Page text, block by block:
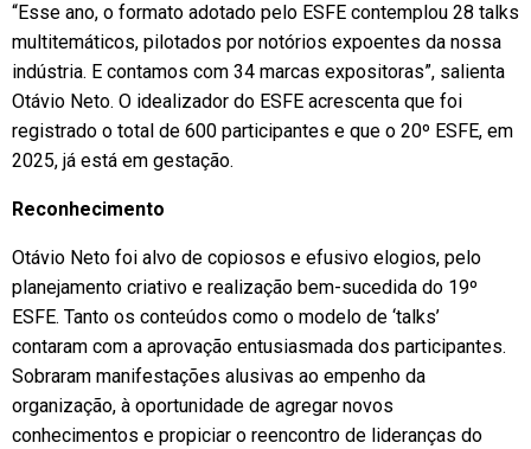
“Esse ano, o formato adotado pelo ESFE contemplou 28 talks
multitemáticos, pilotados por notórios expoentes da nossa
indústria. E contamos com 34 marcas expositoras”, salienta
Otávio Neto. O idealizador do ESFE acrescenta que foi
registrado o total de 600 participantes e que o 20º ESFE, em
2025, já está em gestação.
Reconhecimento
Otávio Neto foi alvo de copiosos e efusivo elogios, pelo
planejamento criativo e realização bem-sucedida do 19º
ESFE. Tanto os conteúdos como o modelo de ‘talks’
contaram com a aprovação entusiasmada dos participantes.
Sobraram manifestações alusivas ao empenho da
organização, à oportunidade de agregar novos
conhecimentos e propiciar o reencontro de lideranças do